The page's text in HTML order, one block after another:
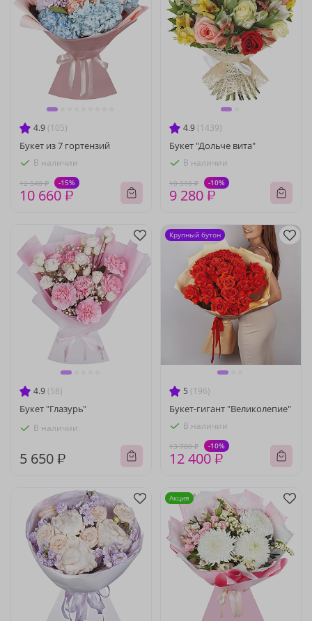
4.9 (105)
Букет из 7 гортензий
В наличии
12 540 ₽ -15%
10 660 ₽
4.9 (1439)
Букет "Дольче вита"
В наличии
10 310 ₽ -10%
9 280 ₽
4.9 (58)
Букет "Глазурь"
В наличии
5 650 ₽
5 (196)
Букет-гигант "Великолепие"
В наличии
13 780 ₽ -10%
12 400 ₽
Крупный бутон
Акция